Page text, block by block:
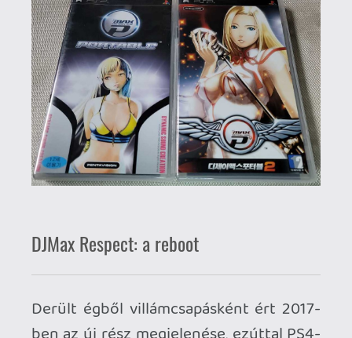
psnprofiles adatbázisa szerint összesen
72-en platinázták és egy ember
teljesítette 100%-ra a játékot (mind a 14
dlc-vel együtt, uh). Nemcsak sok időbe
telik mindent kiMaxolni (pun intended),
de emberfeletti ügyességet és
koncentrációt igényelnek a feladatok.
Mindenesetre ez adja a játék
esszenciáját! Hogy milyen is mozgásban?
Képek alapján nehéz elképzelni, így itt